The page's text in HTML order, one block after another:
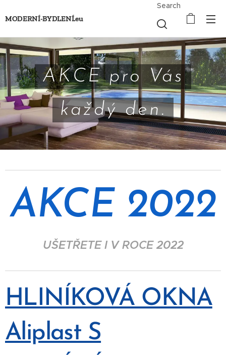
MODERNÍ-BYDLENÍ.eu
Search
AKCE pro Vás
každý den.
AKCE 2022
UŠETŘETE I V ROCE 2022
HLINÍKOVÁ OKNA
Aliplast S